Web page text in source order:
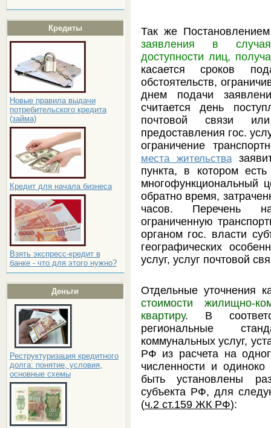
Кредиты
Новые правила выдачи
потребительского кредита
(займа)
Кредит для начала бизнеса
Взять экспресс-кредит в
банке - что для этого нужно?
Деньги
Реструктуризация кредитного
долга: понятие, условия,
основные схемы
Так же
заявления в
доступности лиц,
касается сроков
обстоятельств,
днем подачи
считается день
почтовой связи
предоставления гос.
ограничение
места жительства
пункта, в котором
многофункциональный
обратно время,
часов. Перечень
ограниченную
органом гос. власти
географических
услуг, услуг почтовой
Отдельные уточнения
стоимости жилищно-
квартиру. В
региональные
коммунальных услуг,
РФ из расчета на
численности и
быть установлены
субъекта РФ, для
(ч.2 ст.159 ЖК РФ):